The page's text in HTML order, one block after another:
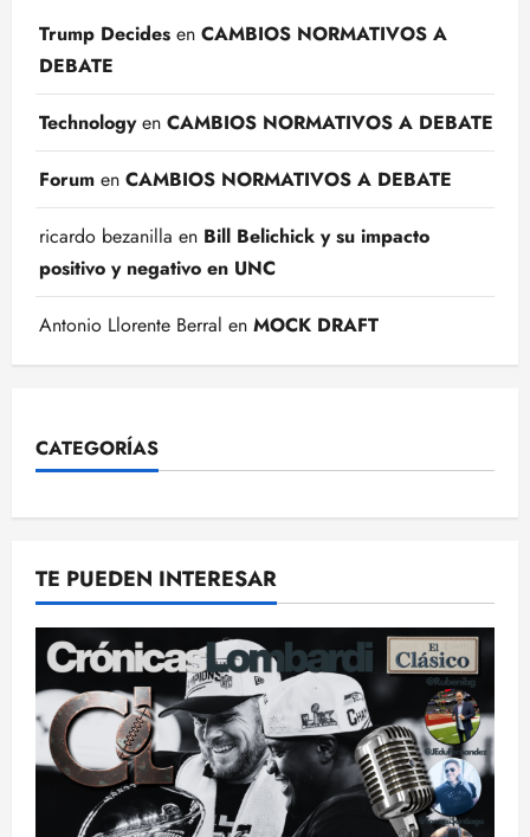
Trump Decides en CAMBIOS NORMATIVOS A
DEBATE
Technologyen CAMBIOS NORMATIVOS A DEBATE
Forum en CAMBIOS NORMATIVOS A DEBATE
ricardo bezanilla en Bill Belichick y su impacto
positivo y negativo en UNC
Antonio Llorente Berral en MOCK DRAFT
CATEGORÍAS
TE PUEDEN INTERESAR